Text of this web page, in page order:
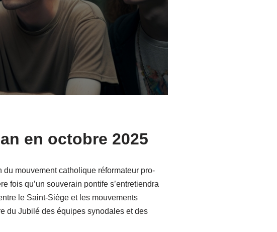
en octobre 2025
mouvement catholique réformateur pro-
fois qu’un souverain pontife s’entretiendra
le Saint-Siège et les mouvements
du Jubilé des équipes synodales et des